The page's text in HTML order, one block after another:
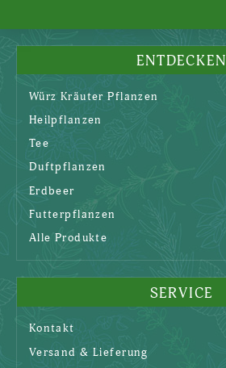
ENTDECKEN
Würz Kräuter Pflanzen
Heilpflanzen
Tee
Duftpflanzen
Erdbeer
Futterpflanzen
Alle Produkte
SERVICE
Kontakt
Versand & Lieferung